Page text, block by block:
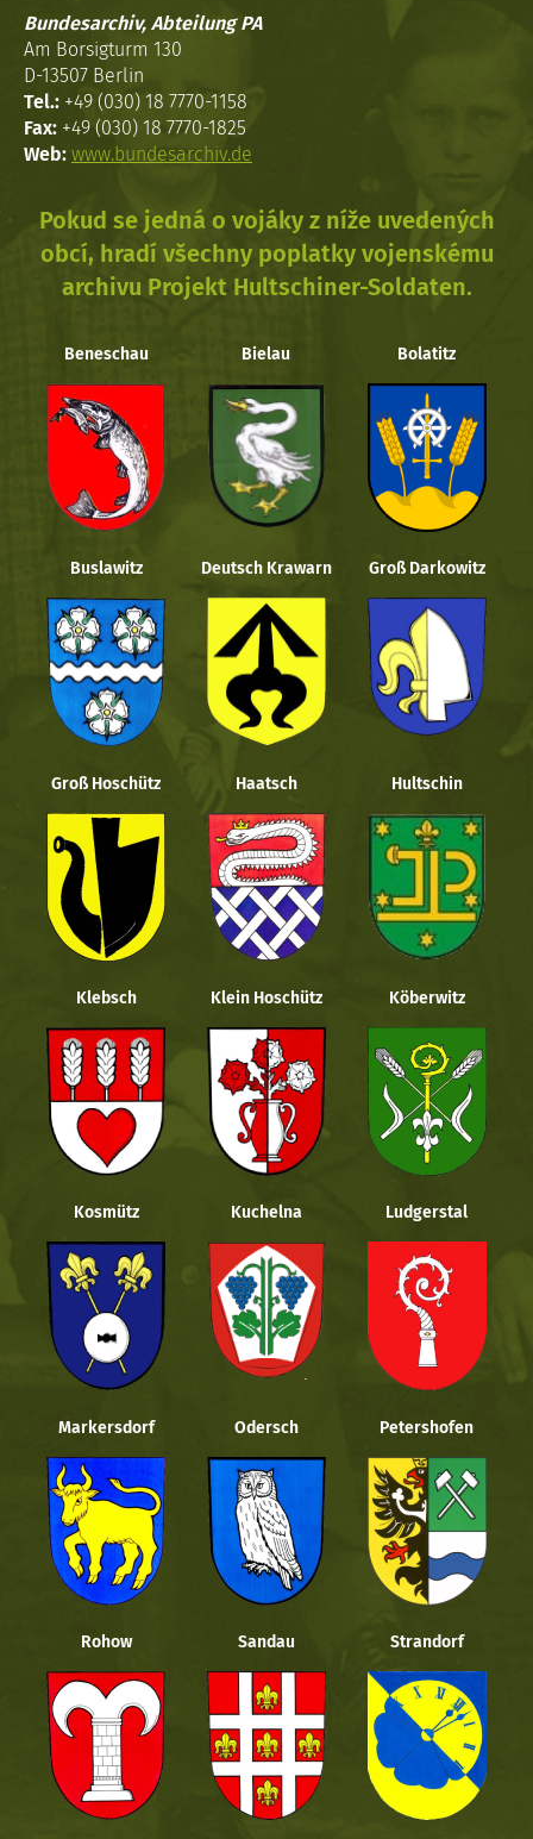
Bundesarchiv, Abteilung PA
Am Borsigturm 130
D-13507 Berlin
Tel.: +49 (030) 18 7770-1158
Fax: +49 (030) 18 7770-1825
Web: www.bundesarchiv.de
Pokud se jedná o vojáky z níže uvedených
obcí, hradí všechny poplatky vojenskému
archivu Projekt Hultschiner-Soldaten.
Beneschau Bielau Bolatitz
Buslawitz Deutsch Krawarn Groß Darkowitz
Groß Hoschütz Haatsch Hultschin
Klebsch Klein Hoschütz Köberwitz
Kosmütz Kuchelna Ludgerstal
Markersdorf Odersch Petershofen
Rohow Sandau Strandorf